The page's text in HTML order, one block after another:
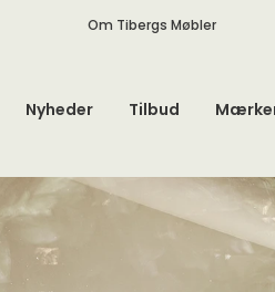
Om Tibergs Møbler
Nyheder Tilbud